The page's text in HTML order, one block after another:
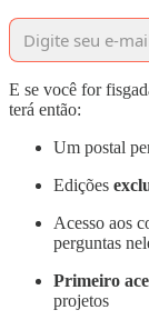
E se você for
terá então:
Um postal
Edições
Acesso aos
perguntas
Primeiro
projetos